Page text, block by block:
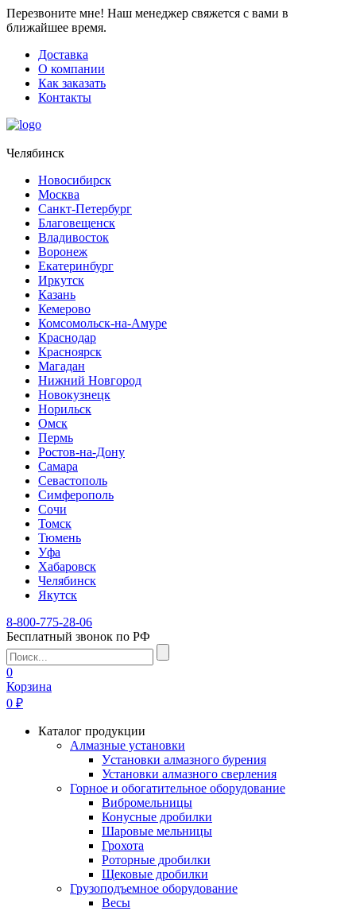
Перезвоните мне! Наш менеджер свяжется с вами в
ближайшее время.
Доставка
О компании
Как заказать
Контакты
Челябинск
Новосибирск
Москва
Санкт-Петербург
Благовещенск
Владивосток
Воронеж
Екатеринбург
Иркутск
Казань
Кемерово
Комсомольск-на-Амуре
Краснодар
Красноярск
Магадан
Нижний Новгород
Новокузнецк
Норильск
Омск
Пермь
Ростов-на-Дону
Самара
Севастополь
Симферополь
Сочи
Томск
Тюмень
Уфа
Хабаровск
Челябинск
Якутск
8-800-775-28-06
Бесплатный звонок по РФ
0
Корзина
0 ₽
Каталог продукции
Алмазные установки
Уcтановки алмазного бурения
Установки алмазного сверления
Горное и обогатительное оборудование
Вибромельницы
Конусные дробилки
Шаровые мельницы
Грохота
Роторные дробилки
Щековые дробилки
Грузоподъемное оборудование
Весы